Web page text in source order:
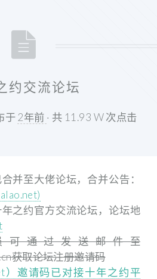
约交流论坛
于 2年前 · 共 11.93 W 次点击
并至大佬论坛，合并公告：
之约官方交流论坛，论坛地
可通过发送邮件至
获取论坛注册邀请码
）邀请码已对接十年之约平